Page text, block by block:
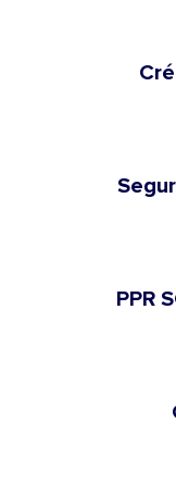
PPR